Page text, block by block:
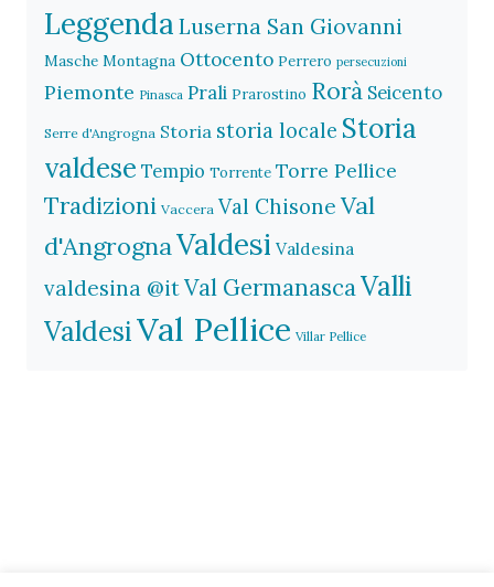
Leggenda Luserna San Giovanni
Masche Montagna Ottocento Perrero persecuzioni
Piemonte Pinasca Prali Prarostino Rorà Seicento
Serre d'Angrogna Storia storia locale Storia
valdese Tempio Torrente Torre Pellice
Tradizioni Vaccera Val Chisone Val
d'AngrognaValdesi Valdesina
valdesina @itVal GermanascaValli
ValdesiVal Pellice Villar Pellice